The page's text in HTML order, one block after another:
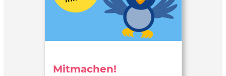
Mitmachen!